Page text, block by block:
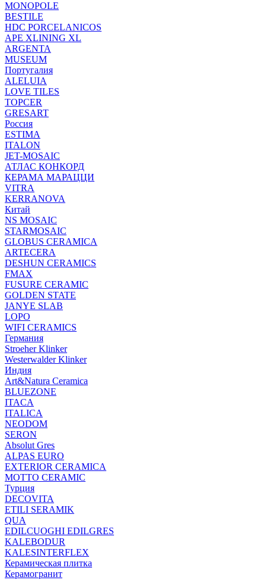
MONOPOLE
BESTILE
HDC PORCELANICOS
APE XLINING XL
ARGENTA
MUSEUM
Португалия
ALELUIA
LOVE TILES
TOPCER
GRESART
Россия
ESTIMA
ITALON
JET-MOSAIC
АТЛАС КОНКОРД
КЕРАМА МАРАЦЦИ
VITRA
KERRANOVA
Китай
NS MOSAIC
STARMOSAIC
GLOBUS CERAMICA
ARTECERA
DESHUN CERAMICS
FMAX
FUSURE CERAMIC
GOLDEN STATE
JANYE SLAB
LOPO
WIFI CERAMICS
Германия
Stroeher Klinker
Westerwalder Klinker
Индия
Art&Natura Ceramica
BLUEZONE
ITACA
ITALICA
NEODOM
SERON
Absolut Gres
ALPAS EURO
EXTERIOR CERAMICA
MOTTO CERAMIC
Турция
DECOVITA
ETILI SERAMIK
QUA
EDILCUOGHI EDILGRES
KALEBODUR
KALESINTERFLEX
Керамическая плитка
Керамогранит